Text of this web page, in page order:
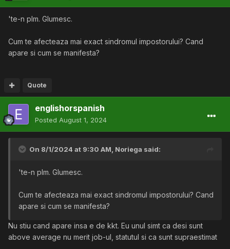
'te-n plm. Glumesc.
Cum te afecteaza mai exact sindromul impostorului? Cand
apare si cum se manifesta?
Quote
englishorspanish
Posted August 1, 2024
On 8/1/2024 at 9:30 AM, Noriega said:
'te-n plm. Glumesc.
Cum te afecteaza mai exact sindromul impostorului? Cand
apare si cum se manifesta?
Nu stiu cand apare insa e de kkt. Eu unul simt ca desi sunt
above average nu merit job-ul, statutul si ca sunt supraestimat